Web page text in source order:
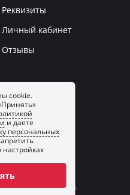
cookie.
и даете
персональных
Реквизиты
Личный кабинет
Отзывы
отличаться
политику
на обработку
публичной офертой.